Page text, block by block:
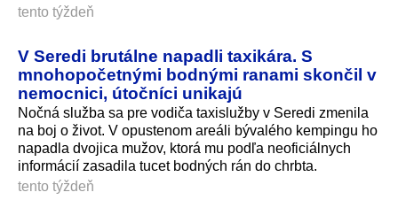
tento týždeň
V Seredi brutálne napadli taxikára. S
mnohopočetnými bodnými ranami skončil v
nemocnici, útočníci unikajú
Nočná služba sa pre vodiča taxislužby v Seredi zmenila
na boj o život. V opustenom areáli bývalého kempingu ho
napadla dvojica mužov, ktorá mu podľa neoficiálnych
informácií zasadila tucet bodných rán do chrbta.
tento týždeň